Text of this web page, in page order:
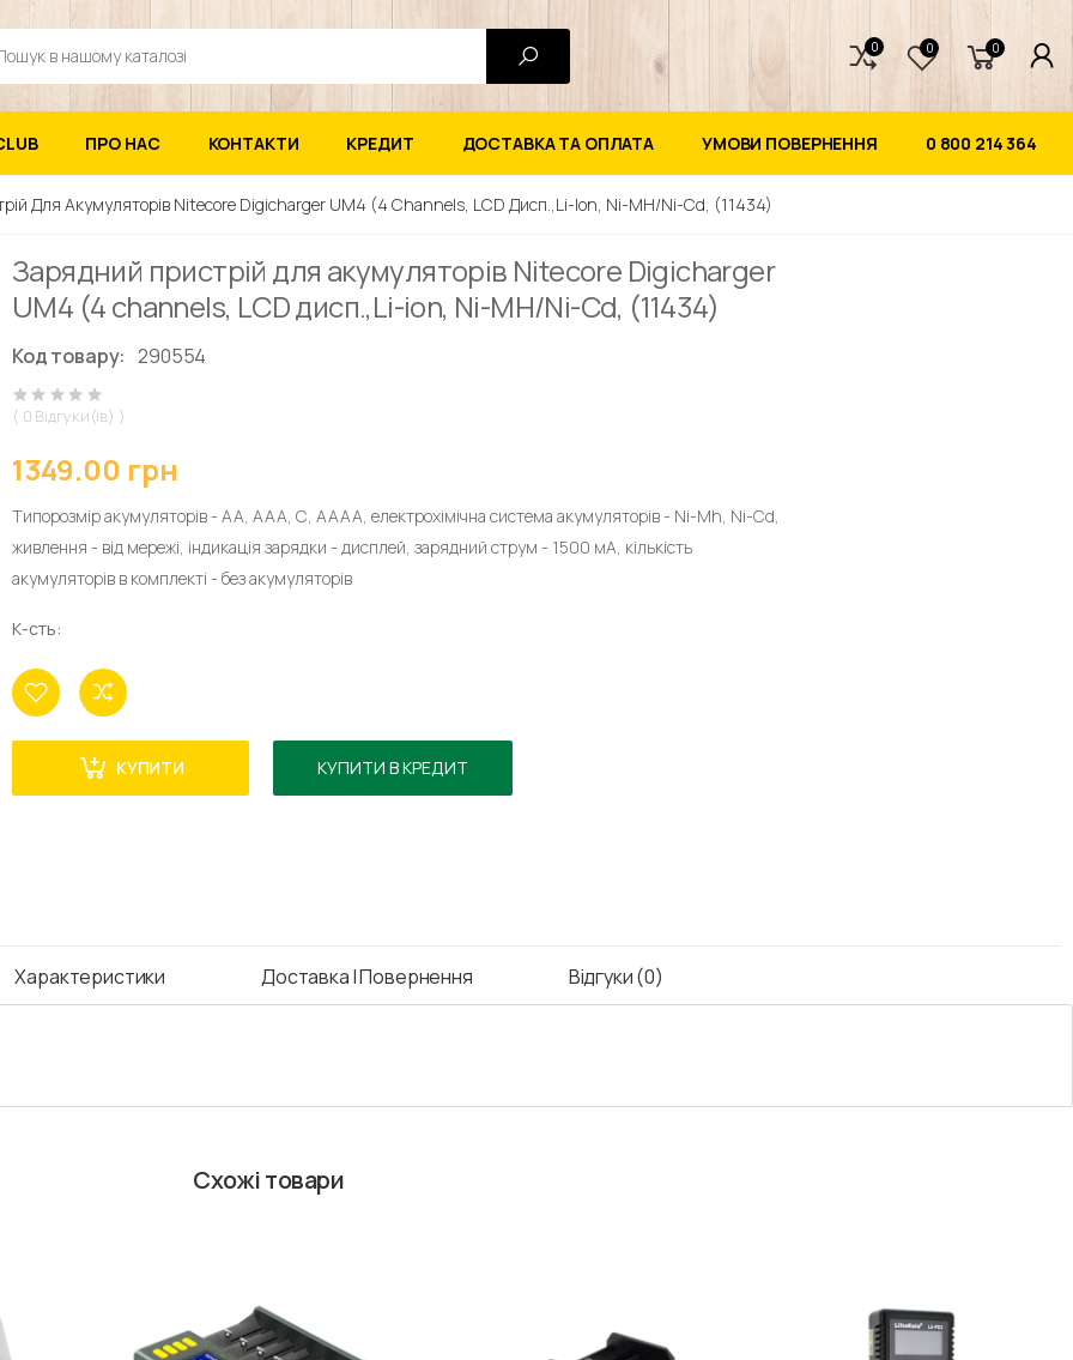
0 0 0
ПРО НАС КОНТАКТИ КРЕДИТ ДОСТАВКА ТА ОПЛАТА УМОВИ ПОВЕРНЕННЯ 0 800 214 364
Для Акумуляторів Nitecore Digicharger UM4 (4 Channels, LCD Дисп.,Li-Ion, Ni-MH/Ni-Cd, (11434)
Зарядний пристрій для акумуляторів Nitecore Digicharger
UM4 (4 channels, LCD дисп.,Li-ion, Ni-MH/Ni-Cd, (11434)
Код товару: 290554
( 0 Відгуки(ів) )
1349.00 грн
Типорозмір акумуляторів - АА, ААА, С, AAAA, електрохімічна система акумуляторів - Ni-Mh, Ni-Cd,
живлення - від мережі, індикація зарядки - дисплей, зарядний струм - 1500 мА, кількість
акумуляторів в комплекті - без акумуляторів
К-сть:
КУПИТИ КУПИТИ В КРЕДИТ
Характеристики Доставка І Повернення Відгуки (0)
Схожі товари